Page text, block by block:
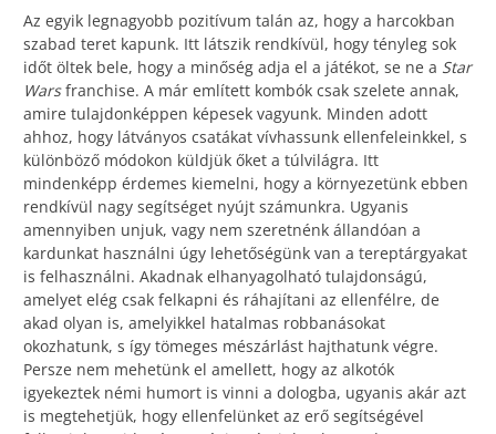
Az egyik legnagyobb pozitívum talán az, hogy a harcokban
szabad teret kapunk. Itt látszik rendkívül, hogy tényleg sok
időt öltek bele, hogy a minőség adja el a játékot, se ne a Star
Warsfranchise. A már említett kombók csak szelete annak,
amire tulajdonképpen képesek vagyunk. Minden adott
ahhoz, hogy látványos csatákat vívhassunk ellenfeleinkkel, s
különböző módokon küldjük őket a túlvilágra. Itt
mindenképp érdemes kiemelni, hogy a környezetünk ebben
rendkívül nagy segítséget nyújt számunkra. Ugyanis
amennyiben unjuk, vagy nem szeretnénk állandóan a
kardunkat használni úgy lehetőségünk van a tereptárgyakat
is felhasználni. Akadnak elhanyagolható tulajdonságú,
amelyet elég csak felkapni és ráhajítani az ellenfélre, de
akad olyan is, amelyikkel hatalmas robbanásokat
okozhatunk, s így tömeges mészárlást hajthatunk végre.
Persze nem mehetünk el amellett, hogy az alkotók
igyekeztek némi humort is vinni a dologba, ugyanis akár azt
is megtehetjük, hogy ellenfelünket az erő segítségével